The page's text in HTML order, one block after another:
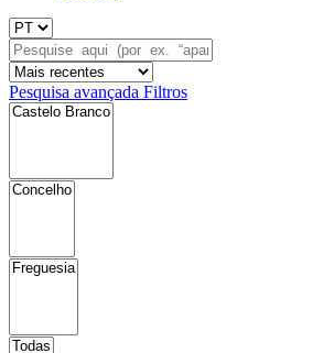
Pesquisa avançada Filtros